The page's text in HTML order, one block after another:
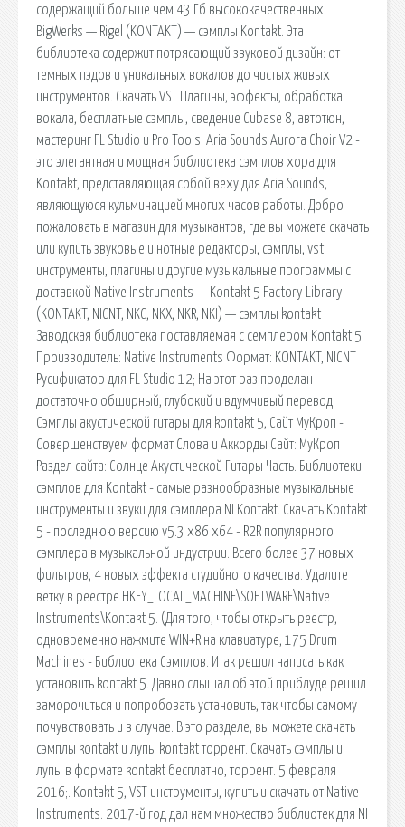
содержащий больше чем 43 Гб высококачественных.
BigWerks — Rigel (KONTAKT) — сэмплы Kontakt. Эта
библиотека содержит потрясающий звуковой дизайн: от
темных пэдов и уникальных вокалов до чистых живых
инструментов. Скачать VST Плагины, эффекты, обработка
вокала, бесплатные сэмплы, сведение Cubase 8, автотюн,
мастеринг FL Studio и Pro Tools. Aria Sounds Aurora Choir V2 -
это элегантная и мощная библиотека сэмплов хора для
Kontakt, представляющая собой веху для Aria Sounds,
являющуюся кульминацией многих часов работы. Добро
пожаловать в магазин для музыкантов, где вы можете скачать
или купить звуковые и нотные редакторы, сэмплы, vst
инструменты, плагины и другие музыкальные программы с
доставкой Native Instruments — Kontakt 5 Factory Library
(KONTAKT, NICNT, NKC, NKX, NKR, NKI) — сэмплы kontakt
Заводская библиотека поставляемая с семплером Kontakt 5
Производитель: Native Instruments Формат: KONTAKT, NICNT
Русификатор для FL Studio 12; На этот раз проделан
достаточно обширный, глубокий и вдумчивый перевод.
Сэмплы акустической гитары для kontakt 5, Сайт МуКроп -
Совершенствуем формат Слова и Аккорды Сайт: МуКроп
Раздел сайта: Солнце Акустической Гитары Часть. Библиотеки
сэмплов для Kontakt - самые разнообразные музыкальные
инструменты и звуки для сэмплера NI Kontakt. Скачать Kontakt
5 - последнюю версию v5.3 x86 x64 - R2R популярного
сэмплера в музыкальной индустрии. Всего более 37 новых
фильтров, 4 новых эффекта студийного качества. Удалите
ветку в реестре HKEY_LOCAL_MACHINE\SOFTWARE\Native
Instruments\Kontakt 5. (Для того, чтобы открыть реестр,
одновременно нажмите WIN+R на клавиатуре, 175 Drum
Machines - Библиотека Сэмплов. Итак решил написать как
установить kontakt 5. Давно слышал об этой приблуде решил
заморочиться и попробовать установить, так чтобы самому
почувствовать и в случае. В это разделе, вы можете скачать
сэмплы kontakt и лупы kontakt торрент. Скачать сэмплы и
лупы в формате kontakt бесплатно, торрент. 5 февраля
2016;. Kontakt 5, VST инструменты, купить и скачать от Native
Instruments. 2017-й год дал нам множество библиотек для NI